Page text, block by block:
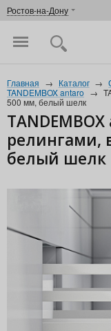
Ростов-на-Дону
Главная → Каталог →
TANDEMBOX antaro →
500 мм, белый шелк
релингами,
белый шелк